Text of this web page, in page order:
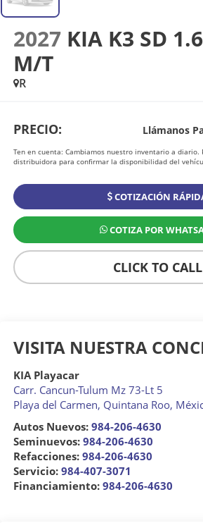
2027 KIA K3 SD
M/T
R
PRECIO: Llámanos
Ten en cuenta: Cambiamos nuestro inventario a diario.
distribuidora para confirmar la disponibilidad del
COTIZACIÓN
COTIZA POR
CLICK TO CALL
VISITA NUESTRA
KIA Playacar
Carr. Cancun-Tulum Mz 73-Lt 5
Playa del Carmen, Quintana Roo,
Autos Nuevos: 984-206-4630
Seminuevos: 984-206-4630
Refacciones: 984-206-4630
Servicio: 984-407-3071
Financiamiento: 984-206-4630